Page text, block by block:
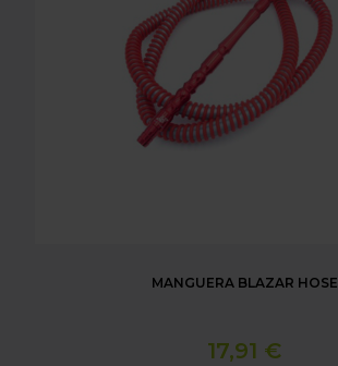
MANGUERA BLAZAR HOSE
17,91 €